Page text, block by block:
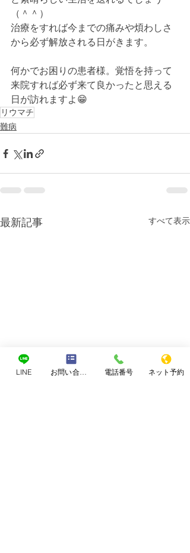
（＾＾）
治療をすれば今までの痛みや煩わしさ
から必ず解放される日がきます。
何かでお困りの患者様。覚悟を持って
来院すれば必ず来て良かったと思える
日が訪れますよ😁
リウマチ
難病
最新記事 すべて表示
LINE お問い合わせフォーム 電話番号 ネット予約